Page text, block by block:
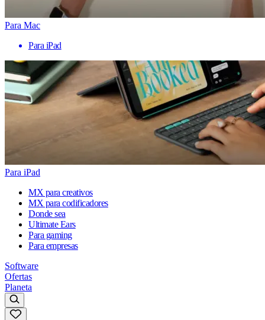
Para Mac
Para iPad
Para iPad
MX para creativos
MX para codificadores
Donde sea
Ultimate Ears
Para gaming
Para empresas
Software
Ofertas
Planeta